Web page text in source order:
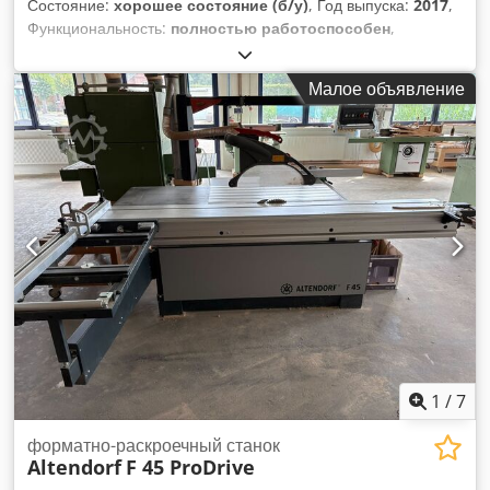
Состояние: хорошее состояние (б/у), Год выпуска: 2017,
Функциональность: полностью работоспособен,
Маркировка CE
пилу ALTENDORF модели F45 ProDrive. Станок в отличном
состоянии, необходимо осмотреть. Возможно тестирование
станка в работе до конца августа 2026 года. Предлагайте
цену. Crsdpfx Alezrtb Nogsf Описание станка: F45 ProDrive
– базовая модель с ЧПУ, с подъемом и наклоном основной
пилы. - Верхняя панель управления. - Двигатель 5,5 кВт. -
3, 4, 5 000 об/мин. - Двухосевой предрез – управление с
панели ЧПУ. - Держатель для заметок. - Подвижная каретка
3200 мм, кнопки управления на каретке. - Цифровой
индикатор L – отсчет положения 2 упора на поперечной
направляющей. - Параллельная направляющая с ЧПУ
1300 мм. - Пневматический цилиндр, включая
дистанционное управление.
Малое объявление
1 /7
форматно-раскроечный станок
Altendorf F 45 ProDrive